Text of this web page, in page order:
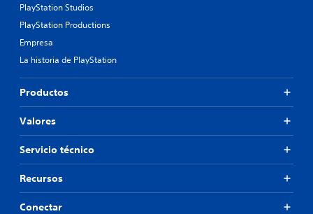
PlayStation Studios
PlayStation Productions
Empresa
La historia de PlayStation
Productos
Valores
Servicio técnico
Recursos
Conectar